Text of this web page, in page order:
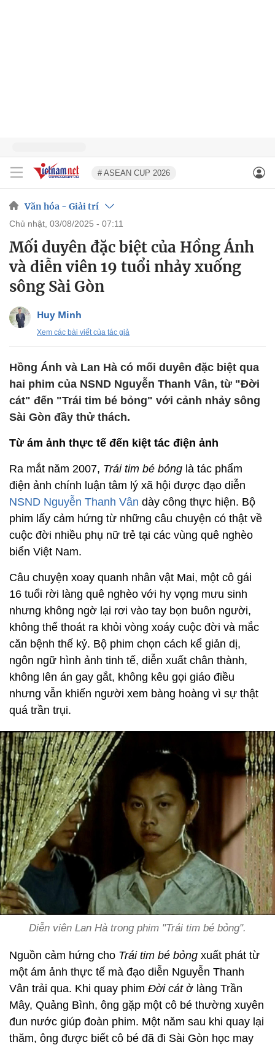
# ASEAN CUP 2026
Văn hóa - Giải trí
chủ nhật, 03/08/2025 - 07:11
Mối duyên đặc biệt của Hồng Ánh
và diễn viên 19 tuổi nhảy xuống
sông Sài Gòn
Huy Minh
Xem các bài viết của tác giả
Hồng Ánh và Lan Hà có mối duyên đặc biệt qua
hai phim của NSND Nguyễn Thanh Vân, từ "Đời
cát" đến "Trái tim bé bỏng" với cảnh nhảy sông
Sài Gòn đầy thử thách.
Từ ám ảnh thực tế đến kiệt tác điện ảnh
Ra mắt năm 2007, Trái tim bé bỏng là tác phẩm
điện ảnh chính luận tâm lý xã hội được đạo diễn
NSND Nguyễn Thanh Vân dày công thực hiện. Bộ
phim lấy cảm hứng từ những câu chuyện có thật về
cuộc đời nhiều phụ nữ trẻ tại các vùng quê nghèo
biển Việt Nam.
Câu chuyện xoay quanh nhân vật Mai, một cô gái
16 tuổi rời làng quê nghèo với hy vọng mưu sinh
nhưng không ngờ lại rơi vào tay bọn buôn người,
không thể thoát ra khỏi vòng xoáy cuộc đời và mắc
căn bệnh thế kỷ. Bộ phim chọn cách kể giản dị,
ngôn ngữ hình ảnh tinh tế, diễn xuất chân thành,
không lên án gay gắt, không kêu gọi giáo điều
nhưng vẫn khiến người xem bàng hoàng vì sự thật
quá trần trụi.
Diễn viên Lan Hà trong phim "Trái tim bé bỏng".
Nguồn cảm hứng cho Trái tim bé bỏng xuất phát từ
một ám ảnh thực tế mà đạo diễn Nguyễn Thanh
Vân trải qua. Khi quay phim Đời cátở làng Trần
Mây, Quảng Bình, ông gặp một cô bé thường xuyên
đun nước giúp đoàn phim. Một năm sau khi quay lại
thăm, ông được biết cô bé đã đi Sài Gòn học may